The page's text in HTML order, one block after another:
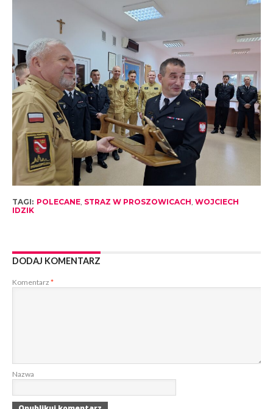
TAGI: POLECANE, STRAZ W PROSZOWICACH WOJCIECH
IDZIK
DODAJ KOMENTARZ
Komentarz *
Nazwa